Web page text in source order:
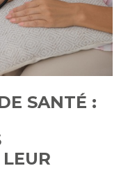
SANTÉ :